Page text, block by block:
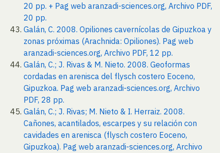
20 pp. + Pag web aranzadi-sciences.org, Archivo PDF,
20 pp.
Galán, C. 2008. Opiliones cavernícolas de Gipuzkoa y
zonas próximas (Arachnida: Opiliones). Pag web
aranzadi-sciences.org, Archivo PDF, 12 pp.
Galán, C.; J. Rivas & M. Nieto. 2008. Geoformas
cordadas en arenisca del flysch costero Eoceno,
Gipuzkoa. Pag web aranzadi-sciences.org, Archivo
PDF, 28 pp.
Galán, C.; J. Rivas; M. Nieto & I. Herraiz. 2008.
Cañones, acantilados, escarpes y su relación con
cavidades en arenisca (flysch costero Eoceno,
Gipuzkoa). Pag web aranzadi-sciences.org, Archivo